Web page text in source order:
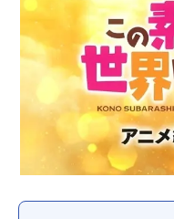
アニメ記事一覧
アニメ映画一覧
今期アニメ曜日別一覧
男性声優/女性声優一覧